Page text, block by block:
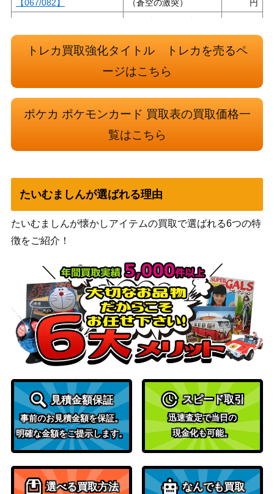
【067/082】
（蒼空の激突）
【S12 108/098】
ソード&シールド
（パラダイムトリガ
ー）
700
ルギアV（プロモ）【PRO
ソード&シールド
71】
（THE BEST OF XY）
ポケモンだいすきクラブ
（SR）【XY2 087/080】
XY・XY BREAK
（ワイルドブレイズ）
104/094】
（禁断の光）
600
2D 084/071】
（[SV2D]クレイバース
ト）
マリィのプライド（SR）
【Sl 419/414】
サン&ムーン
（スタートデッキ
100）
17,000
キュウコンex（SR）【SV
2a 188/165】
スカーレット＆バイオ
レット
（ポケモンカード
エンテイEX（SR）【BW4
070/069】
（ダークラッシュ）
2,300
イーユイex（UR）【SV4a
356/190】
スカーレット＆バイオ
レット
（シャイニートレジャ
200
トレカ買取強化タイトル トレカを売るペ
ージはこちら
ポケカ ポケモンカード 買取表の買取価格一
覧はこちら
たいむましんが選ばれる理由
たいむましんが懐かしアイテムの買取で選ばれる6つの特
徴をご紹介！
見積金額保証
事前のお見積金額を保証。
明確な金額をご提示します。
スピード取引
迅速査定で当日の
現金化も可能。
選べる買取方法 なんでも買取